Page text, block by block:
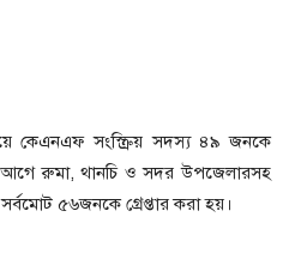
কেএনএফ সংস্ক্রিয় সদস্য ৪৯ জনকে
আগে রুমা, থানচি ও সদর উপজেলারসহ
৫৬জনকে গ্রেপ্তার করা হয়।